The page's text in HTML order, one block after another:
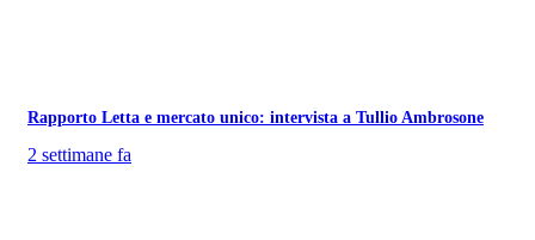
Rapporto Letta e mercato unico: intervista a Tullio Ambrosone
2 settimane fa